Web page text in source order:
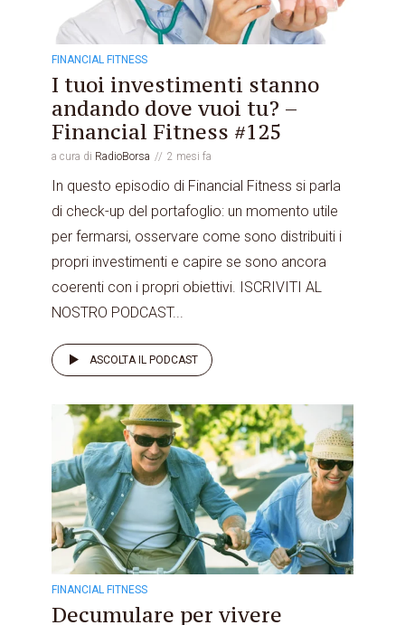
FINANCIAL FITNESS
I tuoi investimenti stanno
andando dove vuoi tu? –
Financial Fitness #125
a cura di RadioBorsa 2 mesi fa
In questo episodio di Financial Fitness si parla
di check-up del portafoglio: un momento utile
per fermarsi, osservare come sono distribuiti i
propri investimenti e capire se sono ancora
coerenti con i propri obiettivi. ISCRIVITI AL
NOSTRO PODCAST...
ASCOLTA IL PODCAST
FINANCIAL FITNESS
Decumulare per vivere